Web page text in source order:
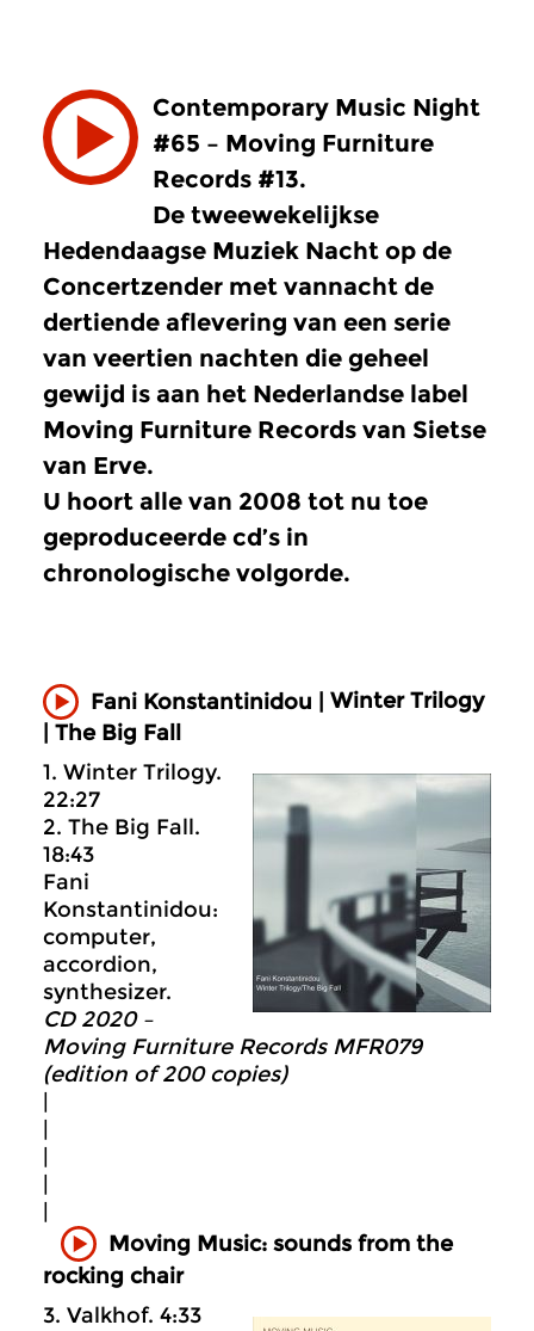
Contemporary Music Night
#65 – Moving Furniture
Records #13.
De tweewekelijkse
Hedendaagse Muziek Nacht op de
Concertzender met vannacht de
dertiende aflevering van een serie
van veertien nachten die geheel
gewijd is aan het Nederlandse label
Moving Furniture Records van Sietse
van Erve.
U hoort alle van 2008 tot nu toe
geproduceerde cd’s in
chronologische volgorde.
Fani Konstantinidou | Winter Trilogy
| The Big Fall
1. Winter Trilogy.
22:27
2. The Big Fall.
18:43
Fani
Konstantinidou:
computer,
accordion,
synthesizer.
CD 2020 –
Moving Furniture Records MFR079
(edition of 200 copies)
Moving Music: sounds from the
rocking chair
3. Valkhof. 4:33